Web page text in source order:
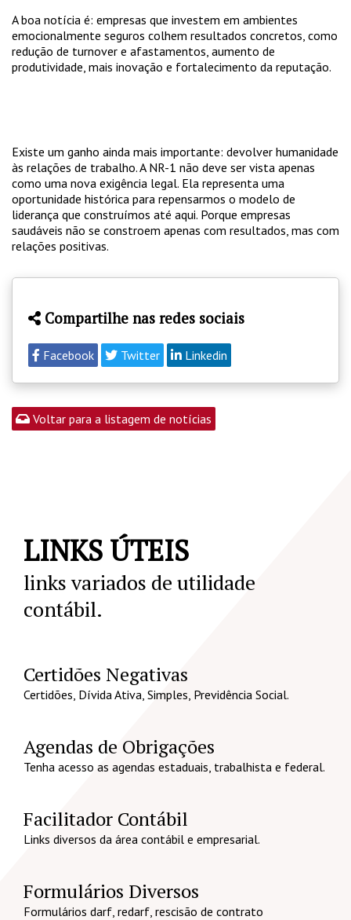
A boa notícia é: empresas que investem em ambientes
emocionalmente seguros colhem resultados concretos, como
redução de turnover e afastamentos, aumento de
produtividade, mais inovação e fortalecimento da reputação.
Existe um ganho ainda mais importante: devolver humanidade
às relações de trabalho. A NR-1 não deve ser vista apenas
como uma nova exigência legal. Ela representa uma
oportunidade histórica para repensarmos o modelo de
liderança que construímos até aqui. Porque empresas
saudáveis não se constroem apenas com resultados, mas com
relações positivas.
Compartilhe nas redes sociais
Facebook Twitter Linkedin
Voltar para a listagem de notícias
LINKS ÚTEIS
links variados de utilidade
contábil.
Certidões Negativas
Certidões, Dívida Ativa, Simples, Previdência Social.
Agendas de Obrigações
Tenha acesso as agendas estaduais, trabalhista e federal.
Facilitador Contábil
Links diversos da área contábil e empresarial.
Formulários Diversos
Formulários darf, redarf, rescisão de contrato